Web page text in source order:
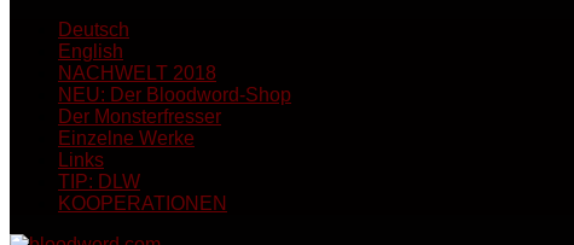
Deutsch
English
NACHWELT 2018
NEU: Der Bloodword-Shop
Der Monsterfresser
Einzelne Werke
Links
TIP: DLW
KOOPERATIONEN